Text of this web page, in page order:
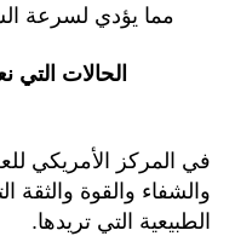
مما يؤدي لسرعة
الحالات التي
في المركز الأمريكي
والشفاء والقوة والثقة
الطبيعية التي تريدها.